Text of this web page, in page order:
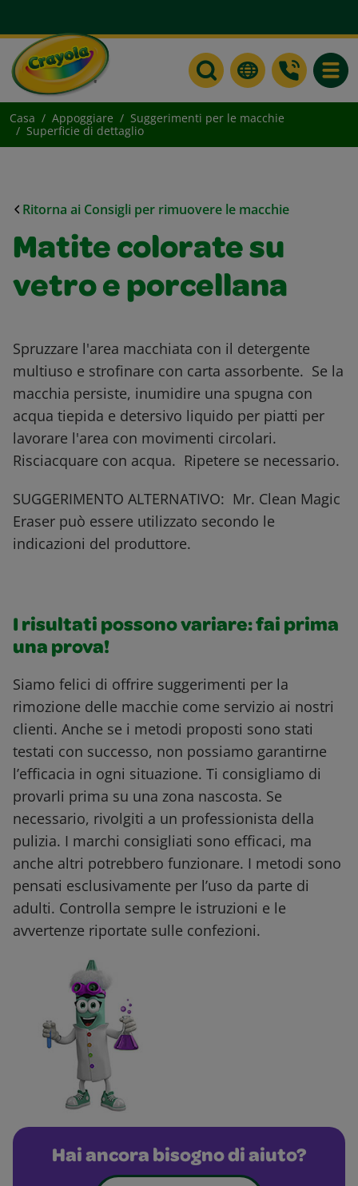
Casa Appoggiare
Suggerimenti per le macchie
Superficie di dettaglio
Ritorna ai Consigli per rimuovere le macchie
Matite colorate su
vetro e porcellana
Spruzzare l'area macchiata con il detergente
multiuso e strofinare con carta assorbente. Se la
macchia persiste, inumidire una spugna con
acqua tiepida e detersivo liquido per piatti per
lavorare l'area con movimenti circolari.
Risciacquare con acqua. Ripetere se necessario.
SUGGERIMENTO ALTERNATIVO: Mr. Clean Magic
Eraser può essere utilizzato secondo le
indicazioni del produttore.
I risultati possono variare: fai prima
una prova!
Siamo felici di offrire suggerimenti per la
rimozione delle macchie come servizio ai nostri
clienti. Anche se i metodi proposti sono stati
testati con successo, non possiamo garantirne
l’efficacia in ogni situazione. Ti consigliamo di
provarli prima su una zona nascosta. Se
necessario, rivolgiti a un professionista della
pulizia. I marchi consigliati sono efficaci, ma
anche altri potrebbero funzionare. I metodi sono
pensati esclusivamente per l’uso da parte di
adulti. Controlla sempre le istruzioni e le
avvertenze riportate sulle confezioni.
Hai ancora bisogno di aiuto?